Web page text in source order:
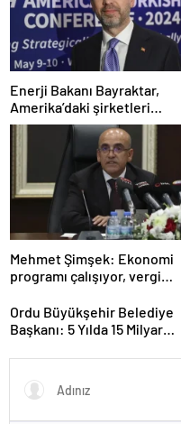
Enerji Bakanı Bayraktar,
Amerika’daki şirketleri
Türkiye’de yatırım yapmaya
Mehmet Şimşek: Ekonomi
programı çalışıyor, vergi
Ordu Büyükşehir Belediye
Başkanı: 5 Yılda 15 Milyar